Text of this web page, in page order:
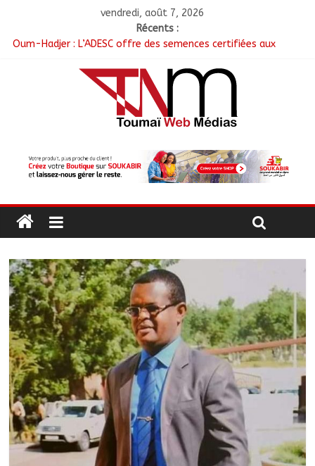
vendredi, août 7, 2026
Récents :
Oum-Hadjer : L’ADESC offre des semences certifiées aux
RGPH-3 : Le Tchad clôture la collecte des données avec plus
de 4,3 millions de ménages recensés
Tchad–Égypte : La Commission mixte relance les grands
chantiers de coopération
Nigeria : 308 otages libérés lors d’une vaste opération de